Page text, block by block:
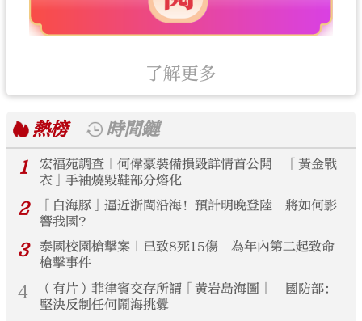
了解更多
熱榜
時間鏈
1
宏福苑調查｜何偉豪裝備損毀詳情首公開 「黃金戰
衣」手袖燒毀鞋部分熔化
2
「白海豚」逼近浙閩沿海！預計明晚登陸 將如何影
響我國？
3
泰國校園槍擊案｜已致8死15傷 為年內第二起致命
槍擊事件
4
（有片）菲律賓交存所謂「黃岩島海圖」 國防部：
堅決反制任何鬧海挑釁